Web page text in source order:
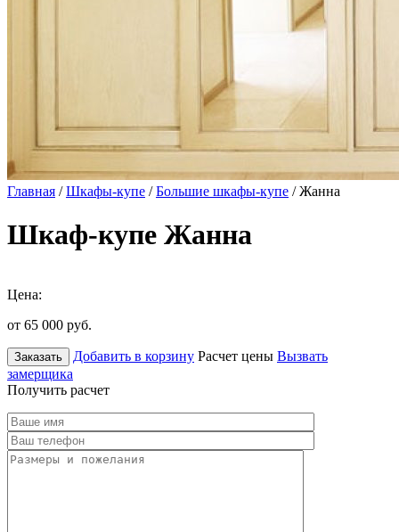
Главная /Шкафы-купе /Большие шкафы-купе / Жанна
Шкаф-купе Жанна
Цена:
от 65 000 руб.
Заказать Добавить в корзину Расчет цены Вызвать
замерщика
Получить расчет